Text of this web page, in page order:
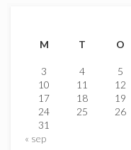
M
T O
3
4 5
10
11 12
17
18 19
24
25 26
31
« sep